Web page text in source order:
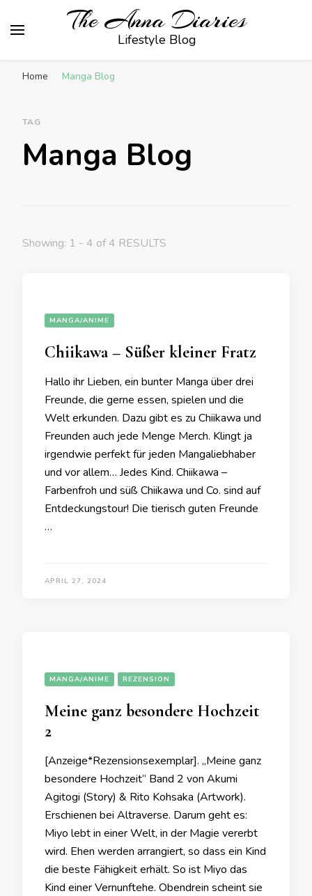
The Anna Diaries
Lifestyle Blog
Home Manga Blog
TAG
Manga Blog
Showing: 1 - 4 of 4 RESULTS
MANGA/ANIME
Chiikawa – Süßer kleiner Fratz
Hallo ihr Lieben, ein bunter Manga über drei
Freunde, die gerne essen, spielen und die
Welt erkunden. Dazu gibt es zu Chiikawa und
Freunden auch jede Menge Merch. Klingt ja
irgendwie perfekt für jeden Mangaliebhaber
und vor allem… Jedes Kind. Chiikawa –
Farbenfroh und süß Chiikawa und Co. sind auf
Entdeckungstour! Die tierisch guten Freunde
…
APRIL 27, 2024
MANGA/ANIME REZENSION
Meine ganz besondere Hochzeit
2
[Anzeige*Rezensionsexemplar]. „Meine ganz
besondere Hochzeit“ Band 2 von Akumi
Agitogi (Story) & Rito Kohsaka (Artwork).
Erschienen bei Altraverse. Darum geht es:
Miyo lebt in einer Welt, in der Magie vererbt
wird. Ehen werden arrangiert, so dass ein Kind
die beste Fähigkeit erhält. So ist Miyo das
Kind einer Vernunftehe. Obendrein scheint sie